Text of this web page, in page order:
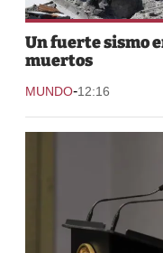
Un fuerte sismo
muertos
MUNDO-12:16